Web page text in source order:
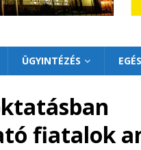
ÜGYINTÉZÉS
fiatalok